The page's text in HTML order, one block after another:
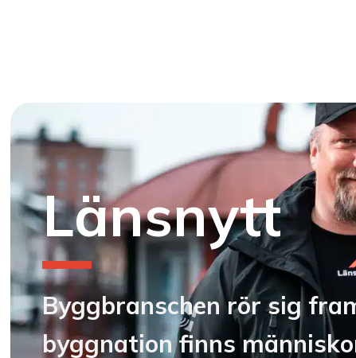
Länsnytt
Byggbranschen rör sig
byggnation finns